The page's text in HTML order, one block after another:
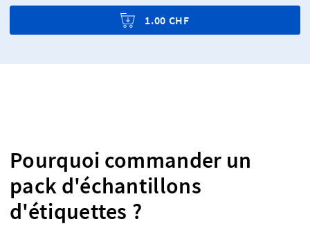
1.00 CHF
Pourquoi commander un
pack d'échantillons
d'étiquettes ?